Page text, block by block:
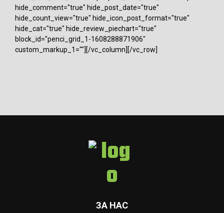
hide_comment="true" hide_post_date="true"
hide_count_view="true" hide_icon_post_format="true"
hide_cat="true" hide_review_piechart="true"
block_id="penci_grid_1-1608288871906"
custom_markup_1=""][/vc_column][/vc_row]
ЗА НАС